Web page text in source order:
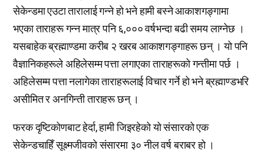
सेकेन्डमा एउटा तारालाई गन्ने हो भने हामी बस्ने आकाशगङ्गामा
भएका ताराहरू गन्न मात्र पनि ६,००० वर्षभन्दा बढी समय लाग्नेछ ।
यसबाहेक ब्रह्माण्डमा करीब २ खरब आकाशगङ्गाहरू छन् । यो पनि
वैज्ञानिकहरूले अहिलेसम्म पत्ता लगाएका ताराहरूको गन्तीमा पर्छ ।
अहिलेसम्म पत्ता नलागेका ताराहरूलाई विचार गर्ने हो भने ब्रह्माण्डभरि
असीमित र अनगिन्ती ताराहरू छन् ।
फरक दृष्टिकोणबाट हेर्दा, हामी जिइरहेको यो संसारको एक
सेकेन्डचाहिँ सूक्ष्मजीवको संसारमा ३० नील वर्ष बराबर हो ।